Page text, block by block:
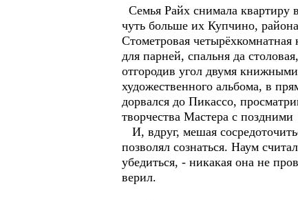
Семья Райх снимала квартиру
чуть больше их Купчино,
Стометровая
для парней, спальня да
отгородив угол двумя
художественного альбома, в
дорвался до Пикассо,
творчества Мастера с
И, вдруг, мешая
позволял сознаться. Наум
убедиться, - никакая она не
верил.